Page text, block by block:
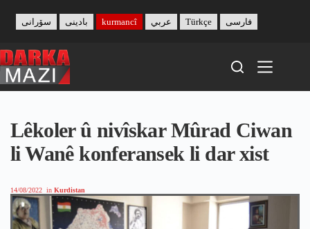
content
بادینی سۆرانی kurmancî عربي Türkçe فارسی
Lêkoler û nivîskar Mûrad Ciwan
li Wanê konferansek li dar xist
14/08/2022 in Kurdistan